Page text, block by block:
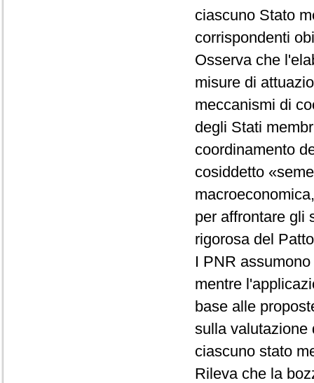
ciascuno Stato
corrispondenti
Osserva che
misure di
meccanismi di
degli Stati
coordinamento
cosiddetto
per affrontare gli
rigorosa del
I PNR
mentre
base alle
sulla valutazione
ciascuno stato
Rileva che la